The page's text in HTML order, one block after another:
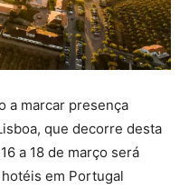
a marcar presença
que decorre desta
a 18 de março será
em Portugal